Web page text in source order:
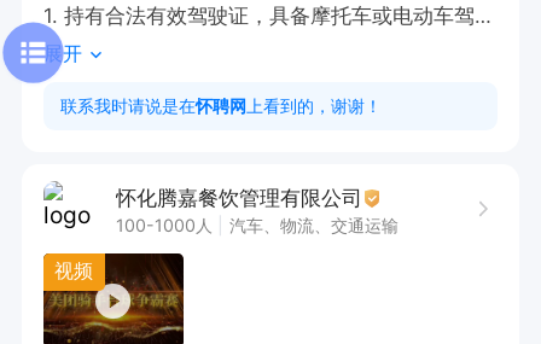
1. 持有合法有效驾驶证，具备摩托车或电动车驾驶
技能。
2. 具备良好的沟通能力和责任心，能够适应高强
注：申请职位后请直接拨打电话！
展开
联系我时请说是在怀聘网 上看到的，谢谢！
怀化腾嘉餐饮管理有限公司
100-1000人 汽车、物流、交通运输
视频